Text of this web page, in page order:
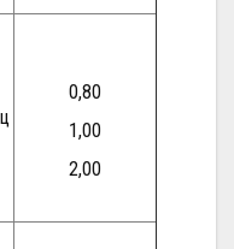
0,80
1,00
2,00